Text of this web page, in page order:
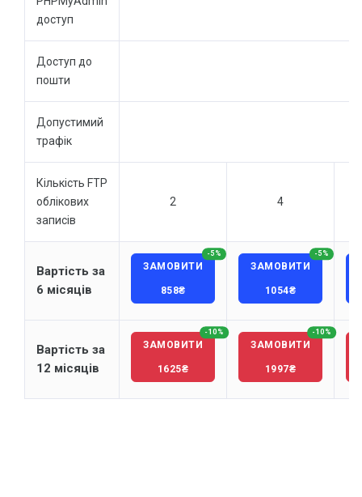
доступ
Доступ до
пошти
Допустимий
трафік
Кількість FTP
облікових
записів
2 4
Вартість за
6 місяців
ЗАМОВИТИ
858₴
-5%
ЗАМОВИТИ
1054₴
-5%
Вартість за
12 місяців
ЗАМОВИТИ
1625₴
-10%
ЗАМОВИТИ
1997₴
-10%